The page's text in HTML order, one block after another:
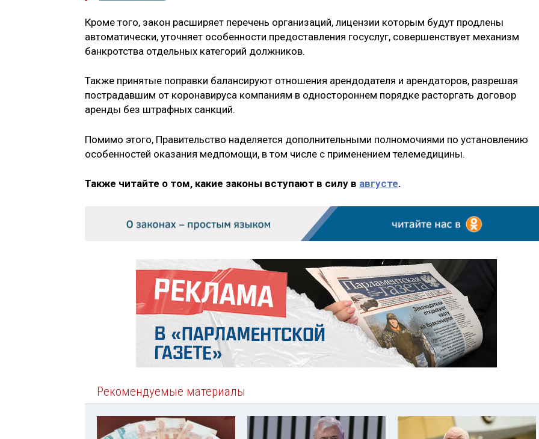
Кроме того, закон расширяет перечень организаций, лицензии которым будут продлены
автоматически, уточняет особенности предоставления госуслуг, совершенствует механизм
банкротства отдельных категорий должников.
Также принятые поправки балансируют отношения арендодателя и арендаторов, разрешая
пострадавшим от коронавируса компаниям в одностороннем порядке расторгать договор
аренды без штрафных санкций.
Помимо этого, Правительство наделяется дополнительными полномочиями по установлению
особенностей оказания медпомощи, в том числе с применением телемедицины.
Также читайте о том, какие законы вступают в силу в августе.
Рекомендуемые материалы